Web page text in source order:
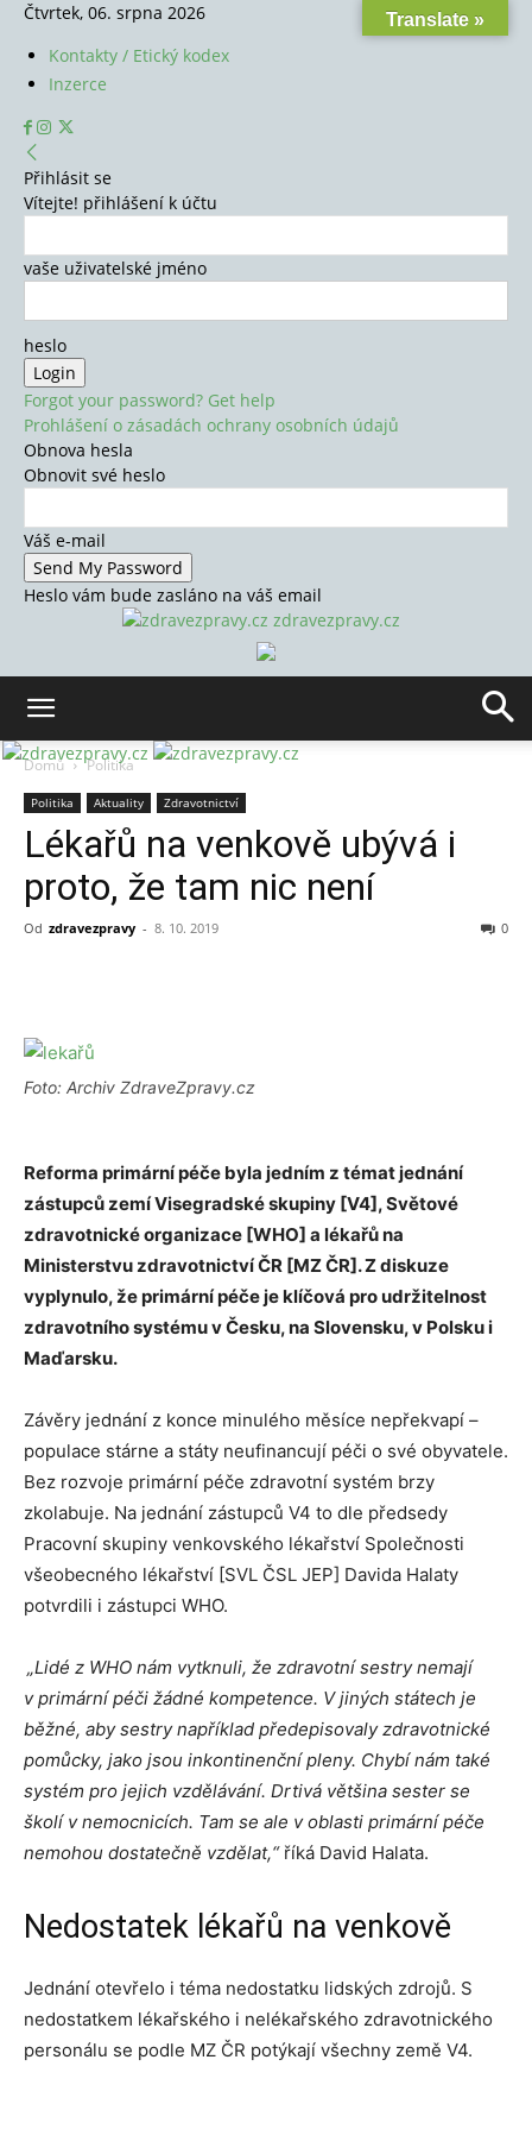
Čtvrtek, 06. srpna 2026
Kontakty / Etický kodex
Inzerce
Přihlásit se
Vítejte! přihlášení k účtu
vaše uživatelské jméno
heslo
Forgot your password? Get help
Prohlášení o zásadách ochrany osobních údajů
Obnova hesla
Obnovit své heslo
Váš e-mail
Heslo vám bude zasláno na váš email
zdravezpravy.cz
Domů Politika
Politika Aktuality Zdravotnictví
Lékařů na venkově ubývá i
proto, že tam nic není
Od zdravezpravy - 8. 10. 2019 0
Foto: Archiv ZdraveZpravy.cz
Reforma primární péče byla jedním z témat jednání
zástupců zemí Visegradské skupiny [V4], Světové
zdravotnické organizace [WHO] a lékařů na
Ministerstvu zdravotnictví ČR [MZ ČR]. Z diskuze
vyplynulo, že primární péče je klíčová pro udržitelnost
zdravotního systému v Česku, na Slovensku, v Polsku i
Maďarsku.
Závěry jednání z konce minulého měsíce nepřekvapí –
populace stárne a státy neufinancují péči o své obyvatele.
Bez rozvoje primární péče zdravotní systém brzy
zkolabuje. Na jednání zástupců V4 to dle předsedy
Pracovní skupiny venkovského lékařství Společnosti
všeobecného lékařství [SVL ČSL JEP] Davida Halaty
potvrdili i zástupci WHO.
„Lidé z WHO nám vytknuli, že zdravotní sestry nemají
v primární péči žádné kompetence. V jiných státech je
běžné, aby sestry například předepisovaly zdravotnické
pomůcky, jako jsou inkontinenční pleny. Chybí nám také
systém pro jejich vzdělávání. Drtivá většina sester se
školí v nemocnicích. Tam se ale v oblasti primární péče
nemohou dostatečně vzdělat,“říká David Halata.
Nedostatek lékařů na venkově
Jednání otevřelo i téma nedostatku lidských zdrojů. S
nedostatkem lékařského i nelékařského zdravotnického
personálu se podle MZ ČR potýkají všechny země V4.
Translate »